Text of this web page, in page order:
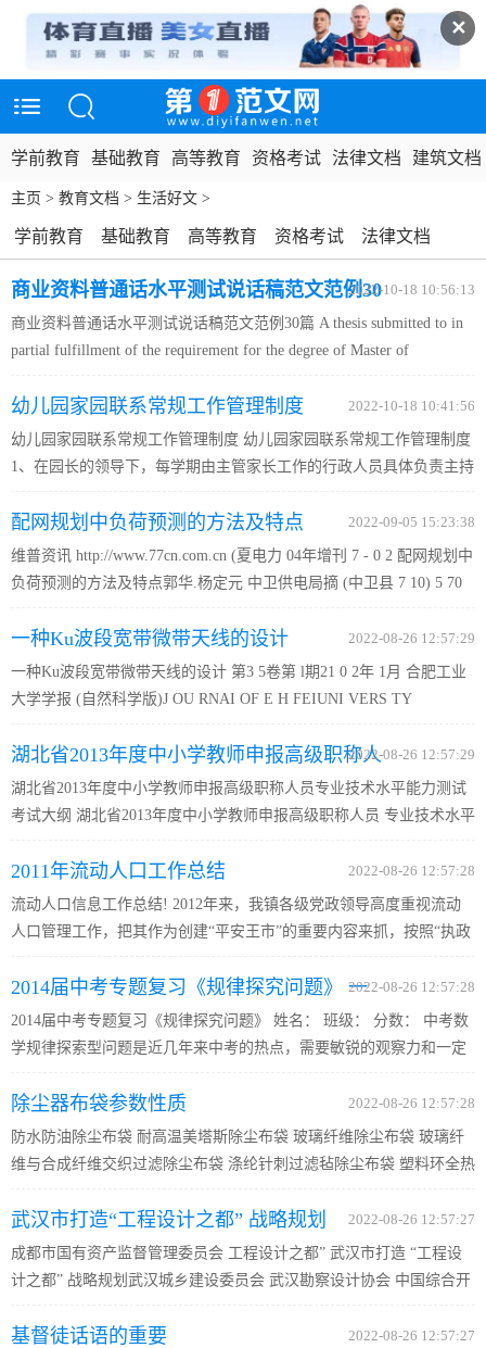
✕
学前教育 基础教育 高等教育 资格考试 法律文档 建筑文档
主页 > 教育文档 > 生活好文 >
学前教育 基础教育 高等教育 资格考试
法律文档
实用模板
生活好文
商业资料普通话水平测试说话稿范文范例30
篇
2022-10-18 10:56:13
商业资料普通话水平测试说话稿范文范例30篇 A thesis submitted to in
partial fulfillment of the requirement for the degree of Master of
望（或理想） 我喜欢当教师有几个原因，外在...
幼儿园家园联系常规工作管理制度 2022-10-18 10:41:56
幼儿园家园联系常规工作管理制度 幼儿园家园联系常规工作管理制度
1、在园长的领导下，每学期由主管家长工作的行政人员具体负责主持
选两名家长代表的基础上成立家长委员会，具体按照我园的《家...
配网规划中负荷预测的方法及特点 2022-09-05 15:23:38
维普资讯 http://www.77cn.com.cn (夏电力 04年增刊 7 - 0 2 配网规划中
负荷预测的方法及特点郭华.杨定元 中卫供电局摘 (中卫县 7 10) 5 70
重要作用，负荷预测实际是对电 力市场需求的预测。...
一种Ku波段宽带微带天线的设计 2022-08-26 12:57:29
一种Ku波段宽带微带天线的设计 第3 5卷第 l期21 0 2年 1月 合肥工业
大学学报 (自然科学版)J OU RNAI OF E H FEIUNI VERS TY
2 1 . 1 0 6 i1 . 9 9 ji . 0 35 6 . 0 2 0 . 1 s 一 种...
湖北省2013年度中小学教师申报高级职称人
员专业技术水平能力测试
2022-08-26 12:57:29
湖北省2013年度中小学教师申报高级职称人员专业技术水平能力测试
考试大纲 湖北省2013年度中小学教师申报高级职称人员 专业技术水平
作领导小组办公室的统一部署，为进一步规范我省中小学教师...
2011年流动人口工作总结 2022-08-26 12:57:28
流动人口信息工作总结! 2012年来，我镇各级党政领导高度重视流动
人口管理工作，把其作为创建“平安王市”的重要内容来抓，按照“执政
导，协调配合，落实管理与服务并举的原则，建立完善各类制...
2014届中考专题复习《规律探究问题》 一
B4版
2022-08-26 12:57:28
2014届中考专题复习《规律探究问题》 姓名： 班级： 分数： 中考数
学规律探索型问题是近几年来中考的热点，需要敏锐的观察力和一定
几何类规律探索型问题。 一、规律明显 数数看看定有发现 例1...
除尘器布袋参数性质 2022-08-26 12:57:28
防水防油除尘布袋 耐高温美塔斯除尘布袋 玻璃纤维除尘布袋 玻璃纤
维与合成纤维交织过滤除尘布袋 涤纶针刺过滤毡除尘布袋 塑料环全热
电针刺过滤毡除尘布袋 P84耐高温针刺过滤毡除尘布袋 PPS过...
武汉市打造“工程设计之都” 战略规划 2022-08-26 12:57:27
成都市国有资产监督管理委员会 工程设计之都” 武汉市打造 “工程设
计之都” 战略规划武汉城乡建设委员会 武汉勘察设计协会 中国综合开
之都？ 成都市国有资产监督管理委员会 中国宣布减排目...
基督徒话语的重要 2022-08-26 12:57:27